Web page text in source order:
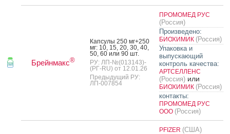
Брейнмакс®
Кап­су­лы 250 мг+250
мг: 10, 15, 20, 30, 40,
50, 60 или 90 шт.
РУ: ЛП-№(013143)-
(РГ-RU) от 12.01.26
Предыдущий РУ:
ЛП-007854
ПРОМОМЕД РУС
(Россия)
Произведено:
БИОХИМИК (Россия)
Упаковка и
выпускающий
контроль качества:
АРТСЕЛЛЕНС
(Россия) или
БИОХИМИК (Россия)
контакты:
ПРОМОМЕД РУС
ООО (Россия)
PFIZER (США)